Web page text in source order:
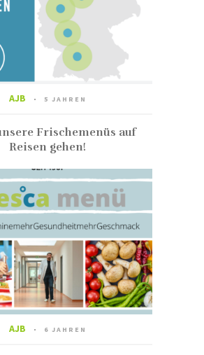
AJB 5 JAHREN
Frischemenüs auf
Reisen gehen!
AJB 6 JAHREN